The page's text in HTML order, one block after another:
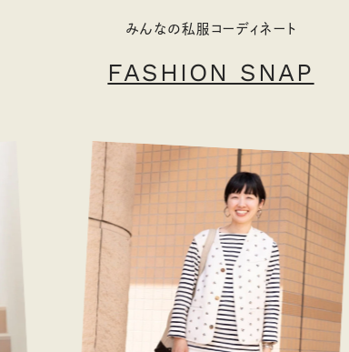
みんなの私服コーディネート
FASHION SNAP